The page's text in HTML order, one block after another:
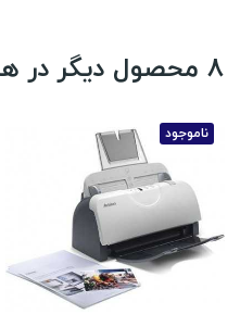
8 محصول دیگر در همین شاخه:
ناموجود